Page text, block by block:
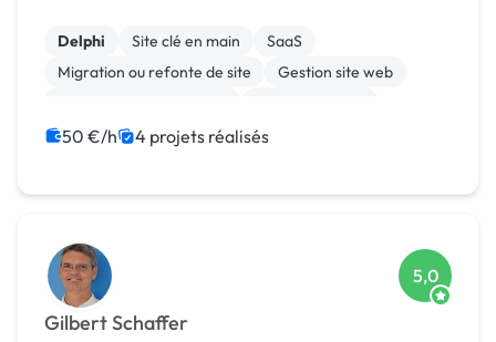
mes compétences à votre disposition pour la
réalisation de projets...
Delphi Site clé en main
SaaS
Migration ou refonte de site
Gestion site web
Système de paiement
Paypal
50 €/h 4 projets réalisés
Gilbert Schaffer
5,0